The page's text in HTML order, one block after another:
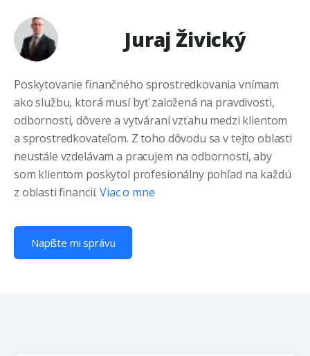
Juraj Živický
Poskytovanie finančného sprostredkovania vnímam
ako službu, ktorá musí byť založená na pravdivosti,
odbornosti, dôvere a vytváraní vzťahu medzi klientom
a sprostredkovateľom. Z toho dôvodu sa v tejto oblasti
neustále vzdelávam a pracujem na odbornosti, aby
som klientom poskytol profesionálny pohľad na každú
z oblasti financií.Viac o mne
Napíšte mi správu